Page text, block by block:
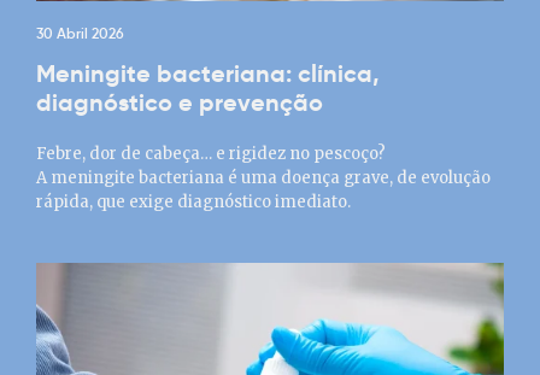
30 Abril 2026
Meningite bacteriana: clínica,
diagnóstico e prevenção
Febre, dor de cabeça… e rigidez no pescoço?
A meningite bacteriana é uma doença grave, de evolução
rápida, que exige diagnóstico imediato.